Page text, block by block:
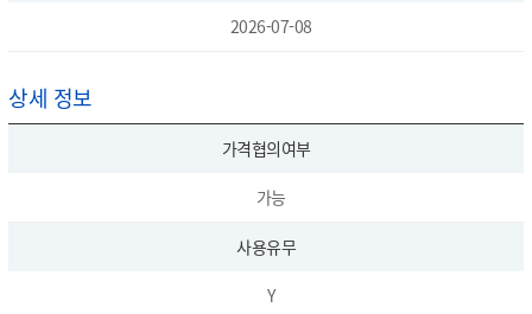
2026-07-08
상세 정보
가격협의여부
가능
사용유무
Y